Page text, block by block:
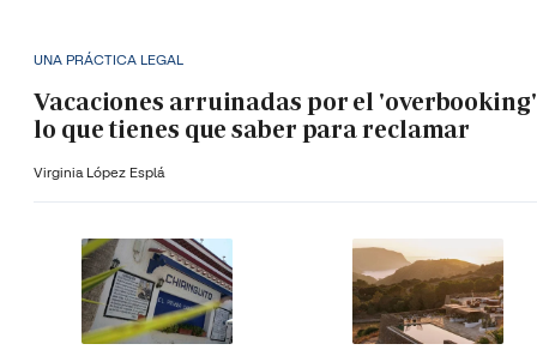
UNA PRÁCTICA LEGAL
Vacaciones arruinadas por el
lo que tienes que saber para reclamar
Virginia López Esplá